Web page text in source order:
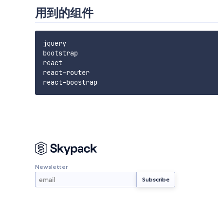
用到的组件
jquery
bootstrap
react
react-router
Newsletter